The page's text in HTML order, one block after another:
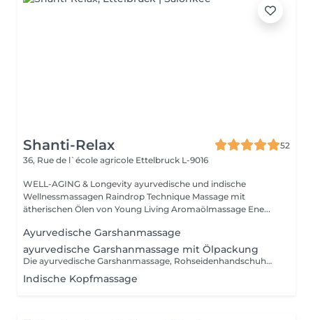
Shanti-Relax
52
36, Rue de l`école agricole Ettelbruck L-9016
WELL-AGING & Longevity ayurvedische und indische
Wellnessmassagen Raindrop Technique Massage mit
ätherischen Ölen von Young Living Aromaölmassage Ene...
Ayurvedische Garshanmassage
ayurvedische Garshanmassage mit Ölpackung
Die ayurvedische Garshanmassage, Rohseidenhandschuhmassage, ist eine Trockenmassage mit Seidenhandschuhen aus reiner Rohseide, ungefärbt und unbehandelt.
Indische Kopfmassage